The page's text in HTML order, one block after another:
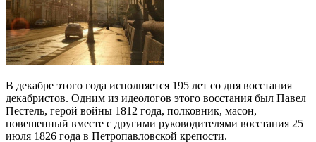
В декабре этого года исполняется 195 лет со дня восстания
декабристов. Одним из идеологов этого восстания был Павел
Пестель, герой войны 1812 года, полковник, масон,
повешенный вместе с другими руководителями восстания 25
июля 1826 года в Петропавловской крепости.